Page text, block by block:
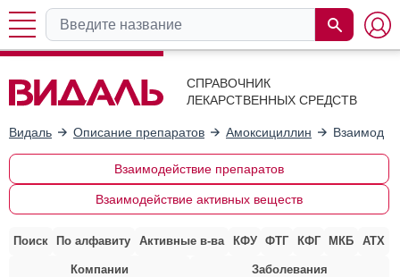
СПРАВОЧНИК
ЛЕКАРСТВЕННЫХ СРЕДСТВ
Видаль Описание препаратов Амоксициллин
Взаимодействие препаратов
Взаимодействие активных веществ
Поиск По алфавиту Активные в-ва КФУ ФТГ КФГ МКБ АТХ
Компании Заболевания